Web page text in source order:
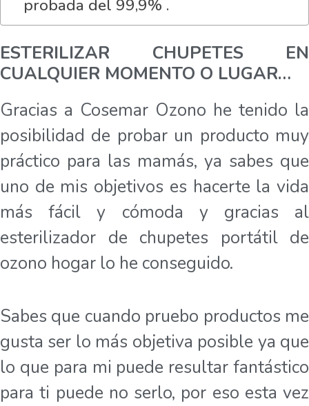
probada del 99,9% .
ESTERILIZAR CHUPETES EN
CUALQUIER MOMENTO O LUGAR…
Gracias a Cosemar Ozono he tenido la
posibilidad de probar un producto muy
práctico para las mamás, ya sabes que
uno de mis objetivos es hacerte la vida
más fácil y cómoda y gracias al
esterilizador de chupetes portátil de
ozono hogar lo he conseguido.
Sabes que cuando pruebo productos me
gusta ser lo más objetiva posible ya que
lo que para mi puede resultar fantástico
para ti puede no serlo, por eso esta vez